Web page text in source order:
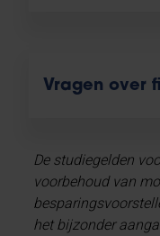
Vragen over
De studiegelden
voorbehoud van
het bijzonder